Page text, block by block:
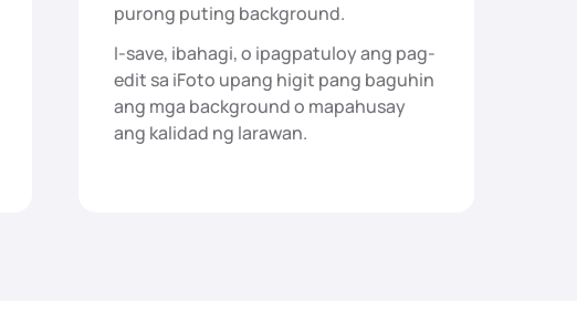
purong puting background.
I-save, ibahagi, o ipagpatuloy ang pag-
edit sa iFoto upang higit pang baguhin
ang mga background o mapahusay
ang kalidad ng larawan.